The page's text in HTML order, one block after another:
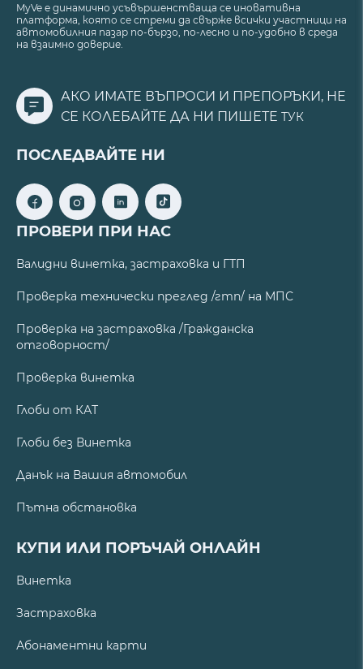
MyVe е динамично усъвършенстваща се иновативна
платформа, която се стреми да свърже всички участници на
автомобилния пазар по-бързо, по-лесно и по-удобно в среда
на взаимно доверие.
АКО ИМАТЕ ВЪПРОСИ И ПРЕПОРЪКИ, НЕ
СЕ КОЛЕБАЙТЕ ДА НИ ПИШЕТЕ ТУК
ПОСЛЕДВАЙТЕ НИ
ПРОВЕРИ ПРИ НАС
Валидни винетка, застраховка и ГТП
Проверка технически преглед /гтп/ на МПС
Проверка на застраховка /Гражданска
отговорност/
Проверка винетка
Глоби от КАТ
Глоби без Винетка
Данък на Вашия автомобил
Пътна обстановка
КУПИ ИЛИ ПОРЪЧАЙ ОНЛАЙН
Винетка
Застраховка
Абонаментни карти